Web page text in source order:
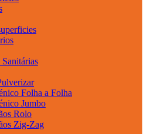
Folha a Folha
Jumbo
Rolo
Zig-Zag